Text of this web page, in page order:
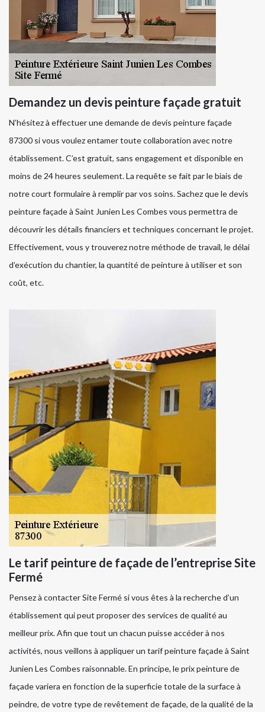
Demandez un devis peinture façade gratuit
N’hésitez à effectuer une demande de devis peinture façade
87300 si vous voulez entamer toute collaboration avec notre
établissement. C’est gratuit, sans engagement et disponible en
moins de 24 heures seulement. La requête se fait par le biais de
notre court formulaire à remplir par vos soins. Sachez que le devis
peinture façade à Saint Junien Les Combes vous permettra de
découvrir les détails financiers et techniques concernant le projet.
Effectivement, vous y trouverez notre méthode de travail, le délai
d’exécution du chantier, la quantité de peinture à utiliser et son
coût, etc.
Le tarif peinture de façade de l’entreprise Site
Fermé
Pensez à contacter Site Fermé si vous êtes à la recherche d’un
établissement qui peut proposer des services de qualité au
meilleur prix. Afin que tout un chacun puisse accéder à nos
activités, nous veillons à appliquer un tarif peinture façade à Saint
Junien Les Combes raisonnable. En principe, le prix peinture de
façade variera en fonction de la superficie totale de la surface à
peindre, de votre type de revêtement de façade, de la qualité de la